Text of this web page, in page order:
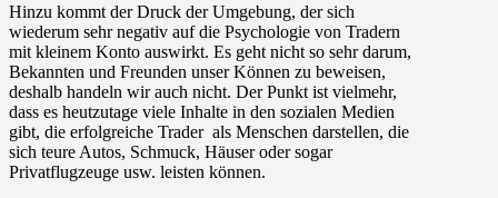
Hinzu kommt der Druck der Umgebung, der sich
wiederum sehr negativ auf die Psychologie von Tradern
mit kleinem Konto auswirkt. Es geht nicht so sehr darum,
Bekannten und Freunden unser Können zu beweisen,
deshalb handeln wir auch nicht. Der Punkt ist vielmehr,
dass es heutzutage viele Inhalte in den sozialen Medien
gibt, die erfolgreiche Trader als Menschen darstellen, die
sich teure Autos, Schmuck, Häuser oder sogar
Privatflugzeuge usw. leisten können.